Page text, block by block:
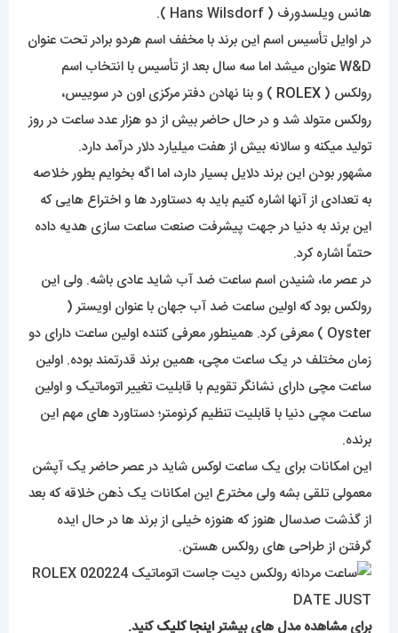
هانس ویلسدورف ( Hans Wilsdorf ).
در اوایل تأسیس اسم این برند با مخفف اسم هردو برادر تحت عنوان
W&D عنوان میشد اما سه سال بعد از تأسیس با انتخاب اسم
رولکس ( ROLEX ) و بنا نهادن دفتر مرکزی اون در سوییس،
رولکس متولد شد و در حال حاضر بیش از دو هزار عدد ساعت در روز
تولید میکنه و سالانه بیش از هفت میلیارد دلار درآمد دارد.
مشهور بودن این برند دلایل بسیار دارد، اما اگه بخوایم بطور خلاصه
به تعدادی از آنها اشاره کنیم باید به دستاورد ها و اختراع هایی که
این برند به دنیا در جهت پیشرفت صنعت ساعت سازی هدیه داده
حتماً اشاره کرد.
در عصر ما، شنیدن اسم ساعت ضد آب شاید عادی باشه. ولی این
رولکس بود که اولین ساعت ضد آب جهان با عنوان اویستر (
Oyster ) معرفی کرد. همینطور معرفی کننده اولین ساعت دارای دو
زمان مختلف در یک ساعت مچی، همین برند قدرتمند بوده. اولین
ساعت مچی دارای نشانگر تقویم با قابلیت تغییر اتوماتیک و اولین
ساعت مچی دنیا با قابلیت تنظیم کرنومتر؛ دستاورد های مهم این
برنده.
این امکانات برای یک ساعت لوکس شاید در عصر حاضر یک آپشن
معمولی تلقی بشه ولی مخترع این امکانات یک ذهن خلاقه که بعد
از گذشت صدسال هنوز که هنوزه خیلی از برند ها در حال ایده
گرفتن از طراحی های رولکس هستن.
برای مشاهده مدل های بیشتراینجا کلیککنید.